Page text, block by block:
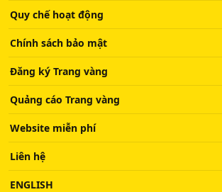
Quy chế hoạt động
Chính sách bảo mật
Đăng ký Trang vàng
Quảng cáo Trang vàng
Website miễn phí
Liên hệ
ENGLISH